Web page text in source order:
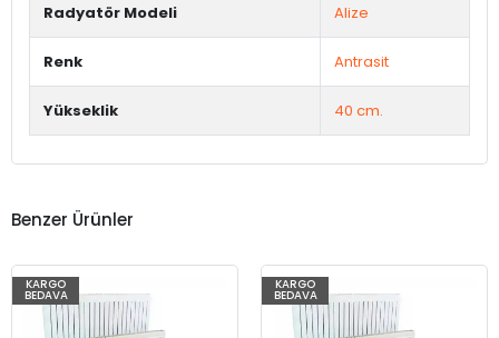
Radyatör Modeli Alize
Renk Antrasit
Yükseklik 40 cm.
Benzer Ürünler
KARGO
BEDAVA
KARGO
BEDAVA